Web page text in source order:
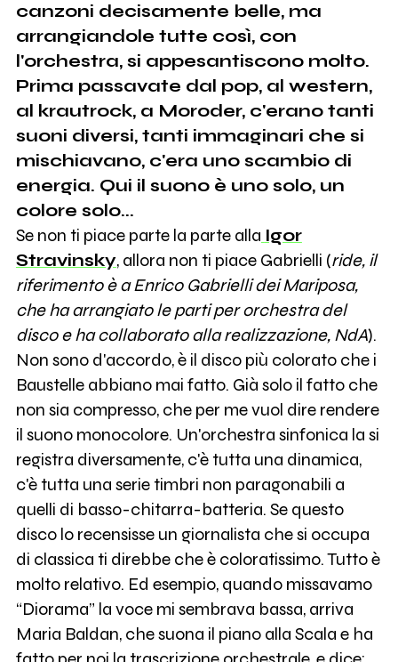
canzoni decisamente belle, ma
arrangiandole tutte così, con
l'orchestra, si appesantiscono molto.
Prima passavate dal pop, al western,
al krautrock, a Moroder, c'erano tanti
suoni diversi, tanti immaginari che si
mischiavano, c'era uno scambio di
energia. Qui il suono è uno solo, un
colore solo...
Se non ti piace parte la parte alla Igor
Stravinsky, allora non ti piace Gabrielli (ride, il
riferimento è a Enrico Gabrielli dei Mariposa,
che ha arrangiato le parti per orchestra del
disco e ha collaborato alla realizzazione, NdA).
Non sono d'accordo, è il disco più colorato che i
Baustelle abbiano mai fatto. Già solo il fatto che
non sia compresso, che per me vuol dire rendere
il suono monocolore. Un'orchestra sinfonica la si
registra diversamente, c'è tutta una dinamica,
c'è tutta una serie timbri non paragonabili a
quelli di basso-chitarra-batteria. Se questo
disco lo recensisse un giornalista che si occupa
di classica ti direbbe che è coloratissimo. Tutto è
molto relativo. Ed esempio, quando missavamo
“Diorama” la voce mi sembrava bassa, arriva
Maria Baldan, che suona il piano alla Scala e ha